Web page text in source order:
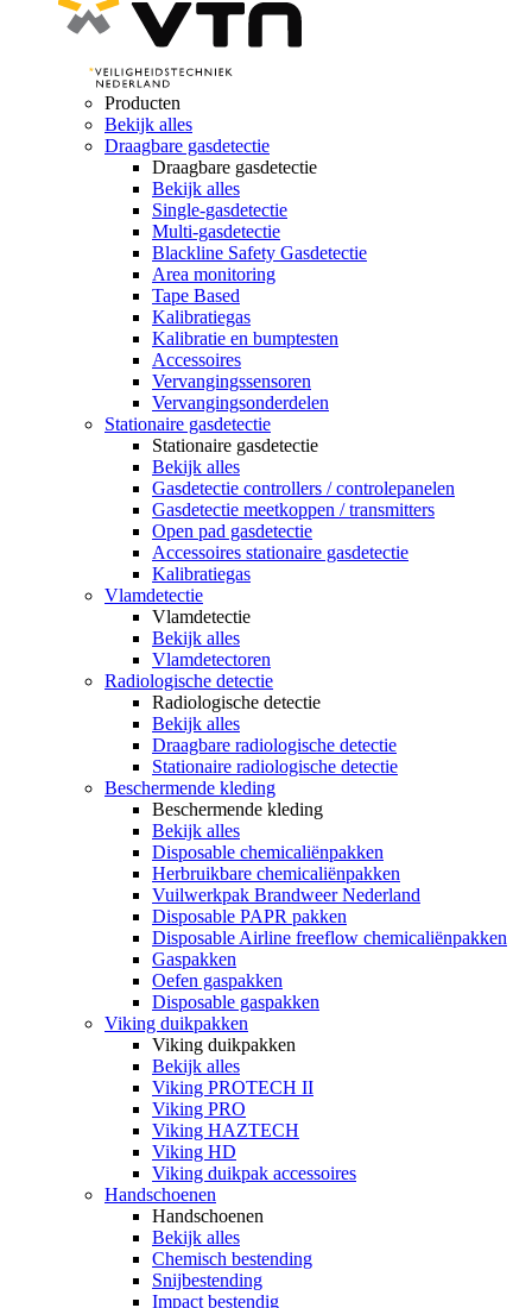
Producten
Bekijk alles
Draagbare gasdetectie
Draagbare gasdetectie
Bekijk alles
Single-gasdetectie
Multi-gasdetectie
Blackline Safety Gasdetectie
Area monitoring
Tape Based
Kalibratiegas
Kalibratie en bumptesten
Accessoires
Vervangingssensoren
Vervangingsonderdelen
Stationaire gasdetectie
Stationaire gasdetectie
Bekijk alles
Gasdetectie controllers / controlepanelen
Gasdetectie meetkoppen / transmitters
Open pad gasdetectie
Accessoires stationaire gasdetectie
Kalibratiegas
Vlamdetectie
Vlamdetectie
Bekijk alles
Vlamdetectoren
Radiologische detectie
Radiologische detectie
Bekijk alles
Draagbare radiologische detectie
Stationaire radiologische detectie
Beschermende kleding
Beschermende kleding
Bekijk alles
Disposable chemicaliënpakken
Herbruikbare chemicaliënpakken
Vuilwerkpak Brandweer Nederland
Disposable PAPR pakken
Disposable Airline freeflow chemicaliënpakken
Gaspakken
Oefen gaspakken
Disposable gaspakken
Viking duikpakken
Viking duikpakken
Bekijk alles
Viking PROTECH II
Viking PRO
Viking HAZTECH
Viking HD
Viking duikpak accessoires
Handschoenen
Handschoenen
Bekijk alles
Chemisch bestending
Snijbestending
Impact bestendig